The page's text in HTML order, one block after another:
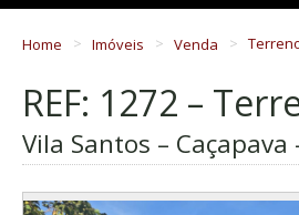
Home Imóveis Venda
REF: 1272 –
Vila Santos – Caçapava